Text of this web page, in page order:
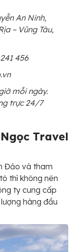
An Ninh,
– Vũng Tàu,
456
mỗi ngày.
trực 24/7
Travel
Đảo và tham
thì không nên
ty cung cấp
hàng đầu